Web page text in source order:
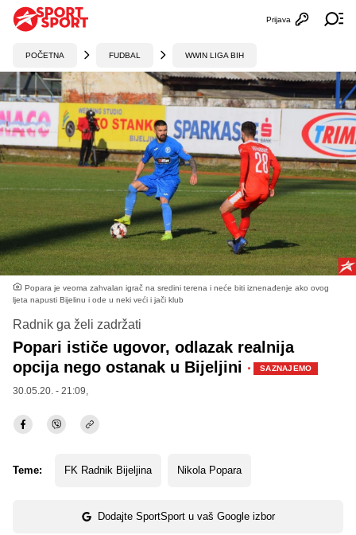
Otvori
Prijava
POČETNA FUDBAL WWIN LIGA BIH
Popara je veoma zahvalan igrač na sredini terena i neće biti iznenađenje ako ovog
ljeta napusti Bijelinu i ode u neki veći i jači klub
Radnik ga želi zadržati
Popari ističe ugovor, odlazak realnija
opcija nego ostanak u Bijeljini · SAZNAJEMO
30.05.20. - 21:09,
Teme: FK Radnik Bijeljina Nikola Popara
Dodajte SportSport u vaš Google izbor